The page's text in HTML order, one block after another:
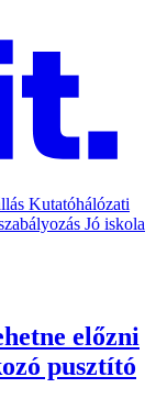
Kutatóhálózati
Jó iskola
előzni
pusztító